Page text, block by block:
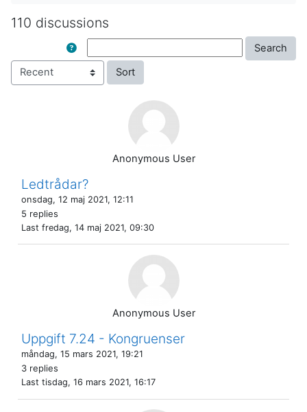
110 discussions
Search Search
Sort discussions
Order by Activating the sort button will cause
Anonymous User
Ledtrådar?
onsdag, 12 maj 2021, 12:11
5 replies
Last fredag, 14 maj 2021, 09:30
Anonymous User
Uppgift 7.24 - Kongruenser
måndag, 15 mars 2021, 19:21
3 replies
Last tisdag, 16 mars 2021, 16:17